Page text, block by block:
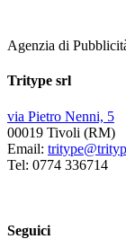
Agenzia di
Tritype srl
via Pietro Nenni, 5
00019 Tivoli (RM)
Email:
Tel: 0774 336714
Seguici